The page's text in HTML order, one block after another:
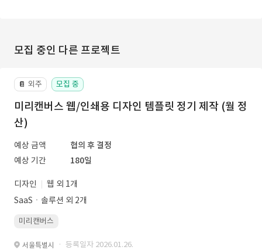
모집 중인 다른 프로젝트
📔 외주 모집 중
미리캔버스 웹/인쇄용 디자인 템플릿 정기 제작 (월 정
산)
예상 금액
협의 후 결정
예상 기간
180일
디자인
웹 외 1개
SaaSㆍ솔루션 외 2개
미리캔버스
서울특별시 · 등록일자 2026.01.26.